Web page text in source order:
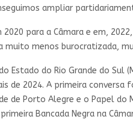
ampliar
para a Câmara e em,
menos burocratizada,
do Rio Grande do Sul
de 2024. A primeira
Porto Alegre e o Papel do
Bancada Negra na